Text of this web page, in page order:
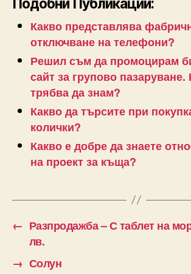
Какво представлява
отключване на телефони?
Решил съм да промоцирам
сайт за групово пазаруване.
трябва да знам?
Какво да търсите при
колички?
Какво е добре да знаете
на проект за къща?
← Разпродажба – С таблет на
лв.
→ Солун